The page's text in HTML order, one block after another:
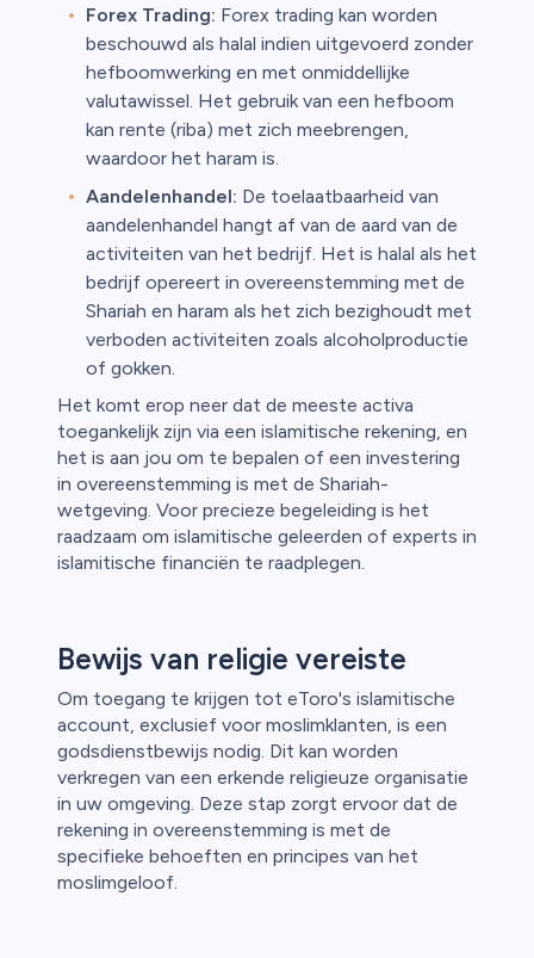
Forex Trading: Forex trading kan worden
beschouwd als halal indien uitgevoerd zonder
hefboomwerking en met onmiddellijke
valutawissel. Het gebruik van een hefboom
kan rente (riba) met zich meebrengen,
waardoor het haram is.
Aandelenhandel: De toelaatbaarheid van
aandelenhandel hangt af van de aard van de
activiteiten van het bedrijf. Het is halal als het
bedrijf opereert in overeenstemming met de
Shariah en haram als het zich bezighoudt met
verboden activiteiten zoals alcoholproductie
of gokken.
Het komt erop neer dat de meeste activa
toegankelijk zijn via een islamitische rekening, en
het is aan jou om te bepalen of een investering
in overeenstemming is met de Shariah-
wetgeving. Voor precieze begeleiding is het
raadzaam om islamitische geleerden of experts in
islamitische financiën te raadplegen.
Bewijs van religie vereiste
Om toegang te krijgen tot eToro's islamitische
account, exclusief voor moslimklanten, is een
godsdienstbewijs nodig. Dit kan worden
verkregen van een erkende religieuze organisatie
in uw omgeving. Deze stap zorgt ervoor dat de
rekening in overeenstemming is met de
specifieke behoeften en principes van het
moslimgeloof.